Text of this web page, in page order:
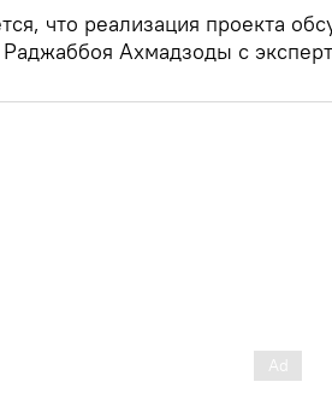
что реализация проекта
Раджаббоя Ахмадзоды с